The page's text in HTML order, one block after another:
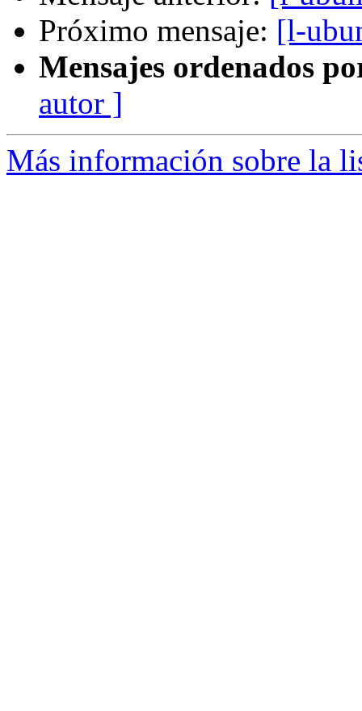
Próximo mensaje: [l-
Mensajes ordenados
autor ]
Más información sobre la